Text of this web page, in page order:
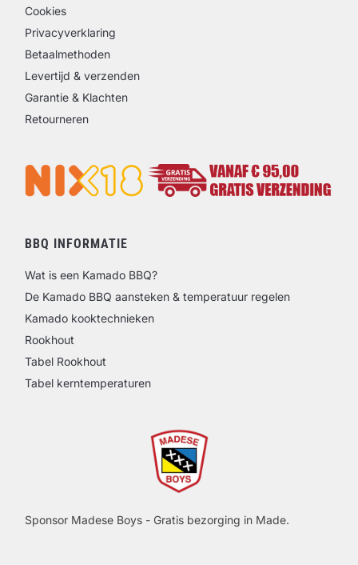
Cookies
Privacyverklaring
Betaalmethoden
Levertijd & verzenden
Garantie & Klachten
Retourneren
BBQ INFORMATIE
Wat is een Kamado BBQ?
De Kamado BBQ aansteken & temperatuur regelen
Kamado kooktechnieken
Rookhout
Tabel Rookhout
Tabel kerntemperaturen
Sponsor Madese Boys - Gratis bezorging in Made.